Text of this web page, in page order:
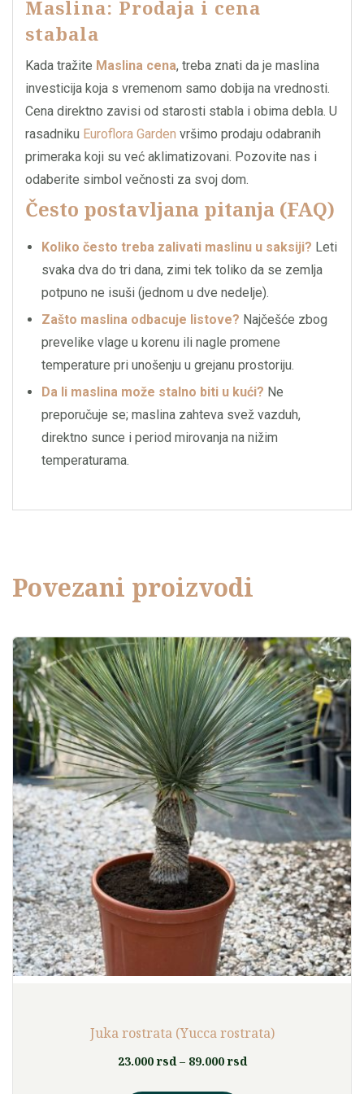
Maslina: Prodaja i cena
stabala
Kada tražite Maslina cena, treba znati da je maslina
investicija koja s vremenom samo dobija na vrednosti.
Cena direktno zavisi od starosti stabla i obima debla. U
rasadniku Euroflora Garden vršimo prodaju odabranih
primeraka koji su već aklimatizovani. Pozovite nas i
odaberite simbol večnosti za svoj dom.
Često postavljana pitanja (FAQ)
Koliko često treba zalivati maslinu u saksiji? Leti
svaka dva do tri dana, zimi tek toliko da se zemlja
potpuno ne isuši (jednom u dve nedelje).
Zašto maslina odbacuje listove? Najčešće zbog
prevelike vlage u korenu ili nagle promene
temperature pri unošenju u grejanu prostoriju.
Da li maslina može stalno biti u kući? Ne
preporučuje se; maslina zahteva svež vazduh,
direktno sunce i period mirovanja na nižim
temperaturama.
Povezani proizvodi
Juka rostrata (Yucca rostrata)
23.000 rsd – 89.000 rsdRaspon